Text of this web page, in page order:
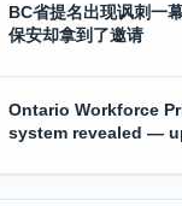
BC省提名出现讽刺一
保安却拿到了邀请
Ontario Workforce
system revealed —